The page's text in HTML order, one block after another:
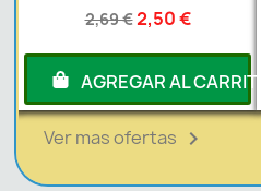
2,69 €2,50 €
AGREGAR AL CARRITO
Ver mas ofertas 